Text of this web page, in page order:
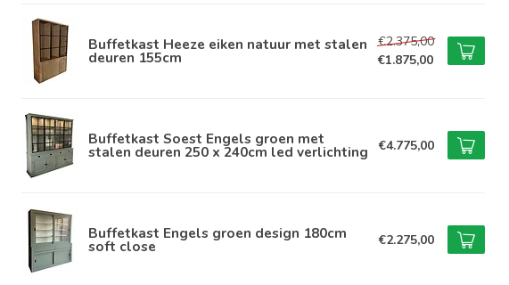
Buffetkast Heeze eiken natuur met stalen
deuren 155cm
€2.375,00
€1.875,00
Buffetkast Soest Engels groen met
stalen deuren 250 x 240cm led verlichting €4.775,00
Buffetkast Engels groen design 180cm
soft close €2.275,00